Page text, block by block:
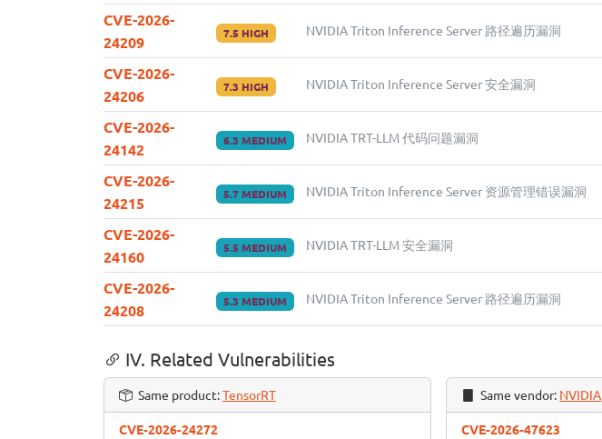
CVE-2026-
24209
7.5 HIGH NVIDIA Triton Inference Server 路径遍历漏洞
CVE-2026-
24206
7.3 HIGH NVIDIA Triton Inference Server 安全漏洞
CVE-2026-
24142
6.3 MEDIUM NVIDIA TRT-LLM 代码问题漏洞
CVE-2026-
24215
5.7 MEDIUM NVIDIA Triton Inference Server 资源管理错误漏洞
CVE-2026-
24160
5.5 MEDIUM NVIDIA TRT-LLM 安全漏洞
CVE-2026-
24208
5.3 MEDIUM NVIDIA Triton Inference Server 路径遍历漏洞
IV. Related Vulnerabilities
Same product:TensorRT
CVE-2026-24272
Same vendor: NVIDIA
CVE-2026-47623